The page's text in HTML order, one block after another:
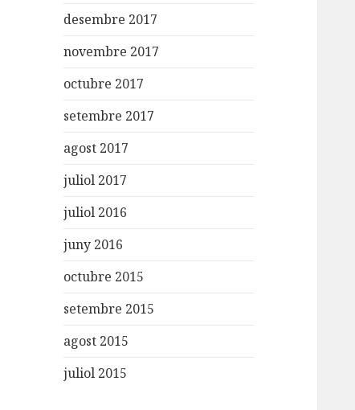
desembre 2017
novembre 2017
octubre 2017
setembre 2017
agost 2017
juliol 2017
juliol 2016
juny 2016
octubre 2015
setembre 2015
agost 2015
juliol 2015